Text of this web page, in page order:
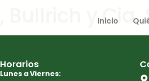
Inicio
Bullrich y Cia.
Horarios
Lunes a Viernes: